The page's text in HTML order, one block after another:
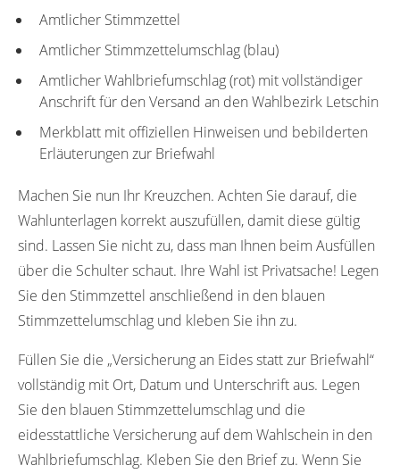
Amtlicher Stimmzettel
Amtlicher Stimmzettelumschlag (blau)
Amtlicher Wahlbriefumschlag (rot) mit vollständiger
Anschrift für den Versand an den Wahlbezirk Letschin
Merkblatt mit offiziellen Hinweisen und bebilderten
Erläuterungen zur Briefwahl
Machen Sie nun Ihr Kreuzchen. Achten Sie darauf, die
Wahlunterlagen korrekt auszufüllen, damit diese gültig
sind. Lassen Sie nicht zu, dass man Ihnen beim Ausfüllen
über die Schulter schaut. Ihre Wahl ist Privatsache! Legen
Sie den Stimmzettel anschließend in den blauen
Stimmzettelumschlag und kleben Sie ihn zu.
Füllen Sie die „Versicherung an Eides statt zur Briefwahl“
vollständig mit Ort, Datum und Unterschrift aus. Legen
Sie den blauen Stimmzettelumschlag und die
eidesstattliche Versicherung auf dem Wahlschein in den
Wahlbriefumschlag. Kleben Sie den Brief zu. Wenn Sie